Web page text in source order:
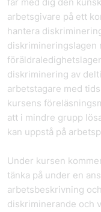
arbetsgivare på ett
hantera
diskrimineringslagen
diskriminering av
arbetstagare med
kursens
att i mindre grupp
kan uppstå på
Under kursen
tänka på under en
arbetsbeskrivning
diskriminerande och